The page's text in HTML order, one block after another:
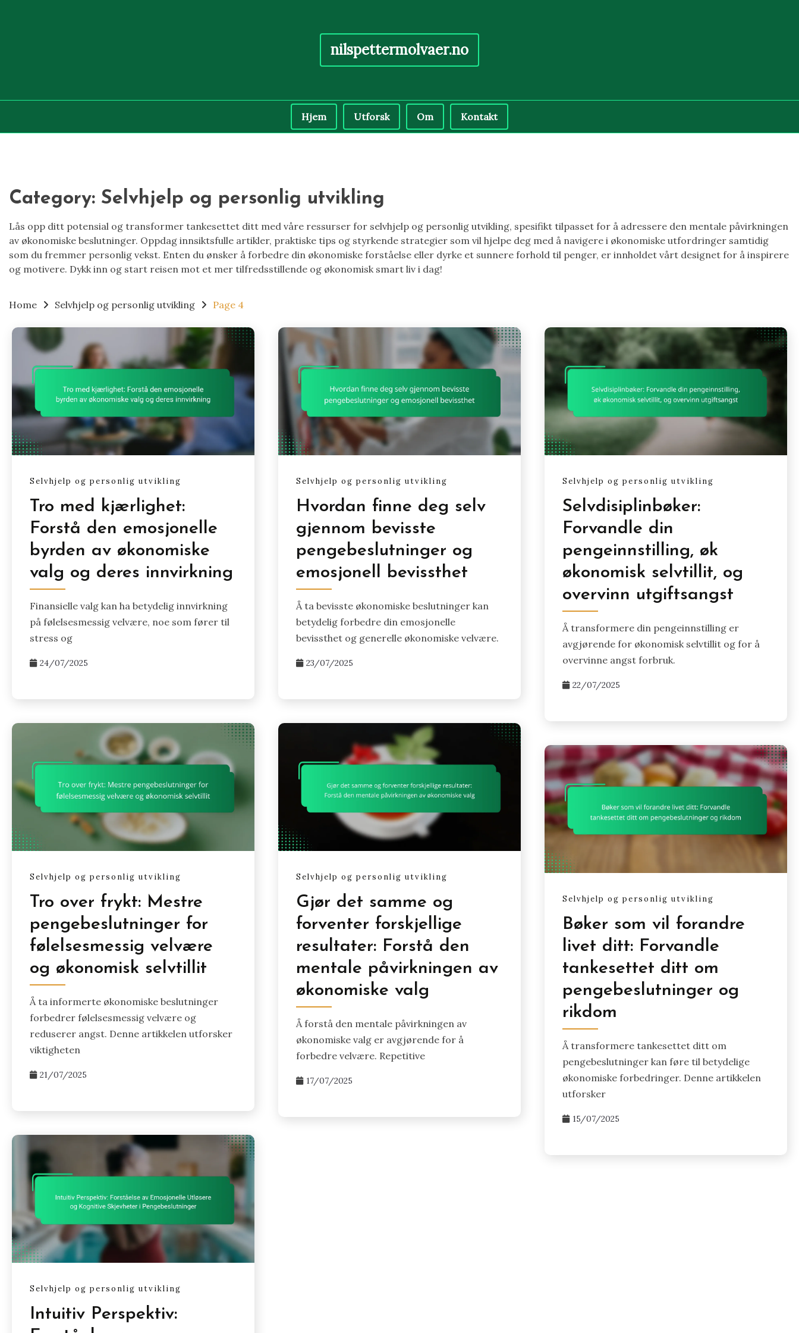
nilspettermolvaer.no
Hjem Utforsk Om
Kontakt
Category: Selvhjelp og personlig utvikling
Lås opp ditt potensial og transformer tankesettet ditt med våre ressurser for selvhjelp og personlig utvikling, spesifikt tilpasset for å adressere den mentale påvirkningen
av økonomiske beslutninger. Oppdag innsiktsfulle artikler, praktiske tips og styrkende strategier som vil hjelpe deg med å navigere i økonomiske utfordringer samtidig
som du fremmer personlig vekst. Enten du ønsker å forbedre din økonomiske forståelse eller dyrke et sunnere forhold til penger, er innholdet vårt designet for å inspirere
og motivere. Dykk inn og start reisen mot et mer tilfredsstillende og økonomisk smart liv i dag!
Home Selvhjelp og personlig utvikling Page 4
Selvhjelp og personlig utvikling
Tro med kjærlighet:
Forstå den emosjonelle
byrden av økonomiske
valg og deres innvirkning
Finansielle valg kan ha betydelig innvirkning
på følelsesmessig velvære, noe som fører til
stress og
24/07/2025
Selvhjelp og personlig utvikling
Hvordan finne deg selv
gjennom bevisste
pengebeslutninger og
emosjonell bevissthet
Å ta bevisste økonomiske beslutninger kan
betydelig forbedre din emosjonelle
bevissthet og generelle økonomiske velvære.
23/07/2025
Selvhjelp og personlig utvikling
Selvdisiplinbøker:
Forvandle din
pengeinnstilling, øk
økonomisk selvtillit, og
overvinn utgiftsangst
Å transformere din pengeinnstilling er
avgjørende for økonomisk selvtillit og for å
overvinne angst forbruk.
22/07/2025
Selvhjelp og personlig utvikling
Tro over frykt: Mestre
pengebeslutninger for
følelsesmessig velvære
og økonomisk selvtillit
Å ta informerte økonomiske beslutninger
forbedrer følelsesmessig velvære og
reduserer angst. Denne artikkelen utforsker
viktigheten
21/07/2025
Selvhjelp og personlig utvikling
Gjør det samme og
forventer forskjellige
resultater: Forstå den
mentale påvirkningen av
økonomiske valg
Å forstå den mentale påvirkningen av
økonomiske valg er avgjørende for å
forbedre velvære. Repetitive
17/07/2025
Selvhjelp og personlig utvikling
Bøker som vil forandre
livet ditt: Forvandle
tankesettet ditt om
pengebeslutninger og
rikdom
Å transformere tankesettet ditt om
pengebeslutninger kan føre til betydelige
økonomiske forbedringer. Denne artikkelen
utforsker
15/07/2025
Selvhjelp og personlig utvikling
Intuitiv Perspektiv: